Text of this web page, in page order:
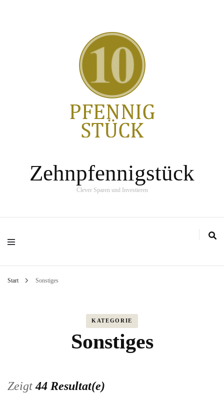
Zehnpfennigstück
Clever Sparen und Investieren
Start Sonstiges
KATEGORIE
Sonstiges
Zeigt44 Resultat(e)